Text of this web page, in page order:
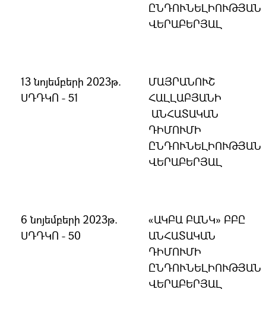
ԸՆԴՈՒՆԵԼԻՈՒԹՅԱՆ
ՎԵՐԱԲԵՐՅԱԼ
13 նոյեմբերի 2023թ.
ՍԴԴԿՈ - 51
ՄԱՅՐԱՆՈՒՇ
ՀԱԼԼԱԲՅԱՆԻ
ԱՆՀԱՏԱԿԱՆ
ԴԻՄՈՒՄԻ
ԸՆԴՈՒՆԵԼԻՈՒԹՅԱՆ
ՎԵՐԱԲԵՐՅԱԼ
6 նոյեմբերի 2023թ.
ՍԴԴԿՈ - 50
«ԱԿԲԱ ԲԱՆԿ» ԲԲԸ
ԱՆՀԱՏԱԿԱՆ
ԴԻՄՈՒՄԻ
ԸՆԴՈՒՆԵԼԻՈՒԹՅԱՆ
ՎԵՐԱԲԵՐՅԱԼ